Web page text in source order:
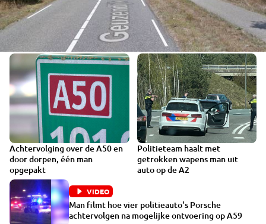
Achtervolging over de A50 en
door dorpen, één man
opgepakt
Politieteam haalt met
getrokken wapens man uit
auto op de A2
VIDEO
Man filmt hoe vier politieauto's Porsche
achtervolgen na mogelijke ontvoering op A59